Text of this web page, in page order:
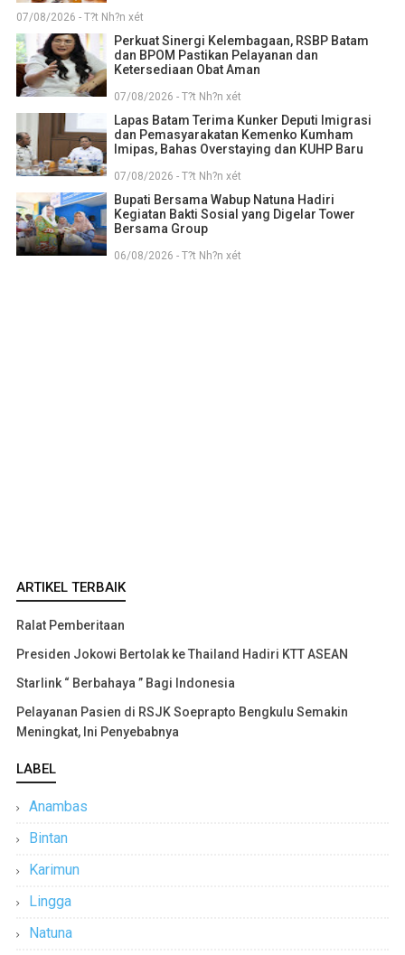
07/08/2026 - T?t Nh?n xét
Perkuat Sinergi Kelembagaan, RSBP Batam
dan BPOM Pastikan Pelayanan dan
Ketersediaan Obat Aman
07/08/2026 - T?t Nh?n xét
Lapas Batam Terima Kunker Deputi Imigrasi
dan Pemasyarakatan Kemenko Kumham
Imipas, Bahas Overstaying dan KUHP Baru
07/08/2026 - T?t Nh?n xét
Bupati Bersama Wabup Natuna Hadiri
Kegiatan Bakti Sosial yang Digelar Tower
Bersama Group
06/08/2026 - T?t Nh?n xét
ARTIKEL TERBAIK
Ralat Pemberitaan
Presiden Jokowi Bertolak ke Thailand Hadiri KTT ASEAN
Starlink “ Berbahaya ” Bagi Indonesia
Pelayanan Pasien di RSJK Soeprapto Bengkulu Semakin
Meningkat, Ini Penyebabnya
LABEL
Anambas
Bintan
Karimun
Lingga
Natuna